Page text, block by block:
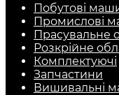
Побутові
Промислові
Прасувальне
Розкрійне
Комплектуючі
Запчастини
Вишивальні